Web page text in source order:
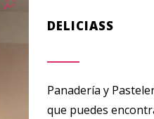
DELICIASS
Panadería y
que puedes